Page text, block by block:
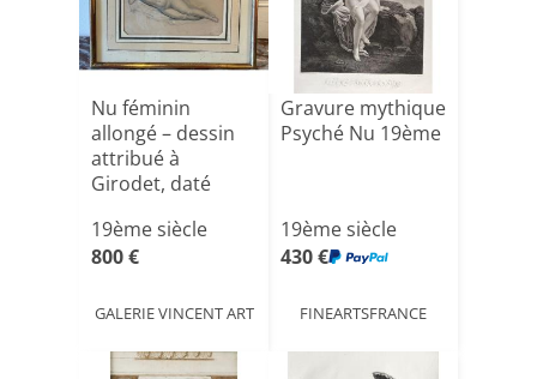
Nu féminin
allongé – dessin
attribué à
Girodet, daté
19ème siècle
800 €
GALERIE VINCENT ART
Gravure mythique
Psyché Nu 19ème
19ème siècle
430 €
FINEARTSFRANCE